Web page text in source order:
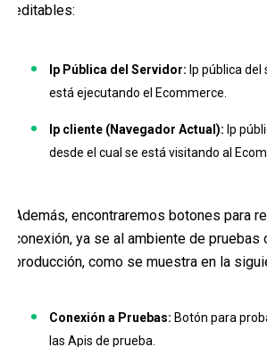
editables:
Ip Pública del Servidor: Ip pública
está ejecutando el Ecommerce.
Ip cliente (Navegador Actual): Ip
desde el cual se está visitando al
Además, encontraremos botones para
conexión, ya se al ambiente de pruebas
producción, como se muestra en la
Conexión a Pruebas: Botón para
las Apis de prueba.